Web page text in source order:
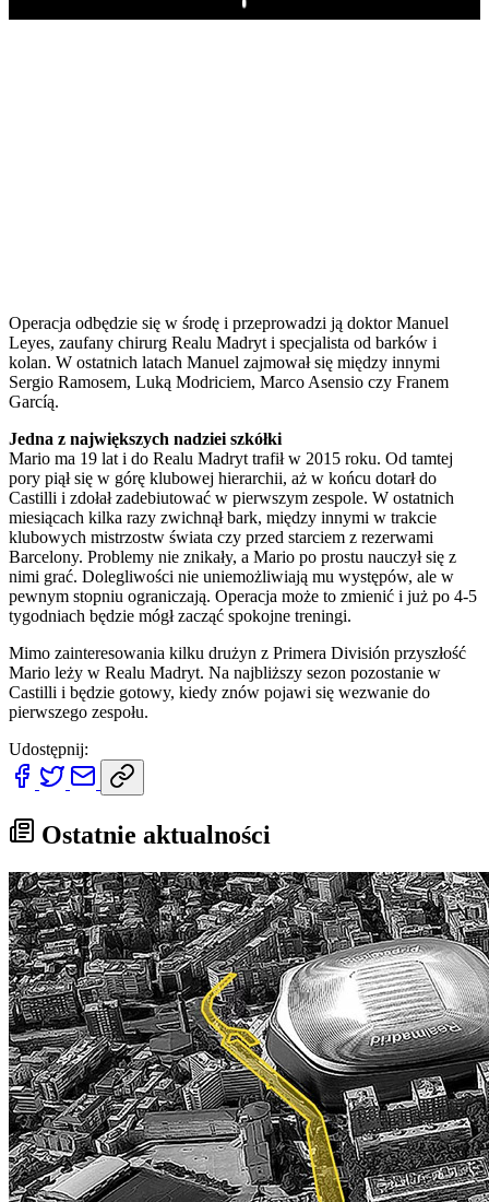
Play
Operacja odbędzie się w środę i przeprowadzi ją doktor Manuel
Leyes, zaufany chirurg Realu Madryt i specjalista od barków i
kolan. W ostatnich latach Manuel zajmował się między innymi
Sergio Ramosem, Luką Modriciem, Marco Asensio czy Franem
Garcíą.
Jedna z największych nadziei szkółki
Mario ma 19 lat i do Realu Madryt trafił w 2015 roku. Od tamtej
pory piął się w górę klubowej hierarchii, aż w końcu dotarł do
Castilli i zdołał zadebiutować w pierwszym zespole. W ostatnich
miesiącach kilka razy zwichnął bark, między innymi w trakcie
klubowych mistrzostw świata czy przed starciem z rezerwami
Barcelony. Problemy nie znikały, a Mario po prostu nauczył się z
nimi grać. Dolegliwości nie uniemożliwiają mu występów, ale w
pewnym stopniu ograniczają. Operacja może to zmienić i już po 4-5
tygodniach będzie mógł zacząć spokojne treningi.
Mimo zainteresowania kilku drużyn z Primera División przyszłość
Mario leży w Realu Madryt. Na najbliższy sezon pozostanie w
Castilli i będzie gotowy, kiedy znów pojawi się wezwanie do
pierwszego zespołu.
Udostępnij:
Ostatnie aktualności